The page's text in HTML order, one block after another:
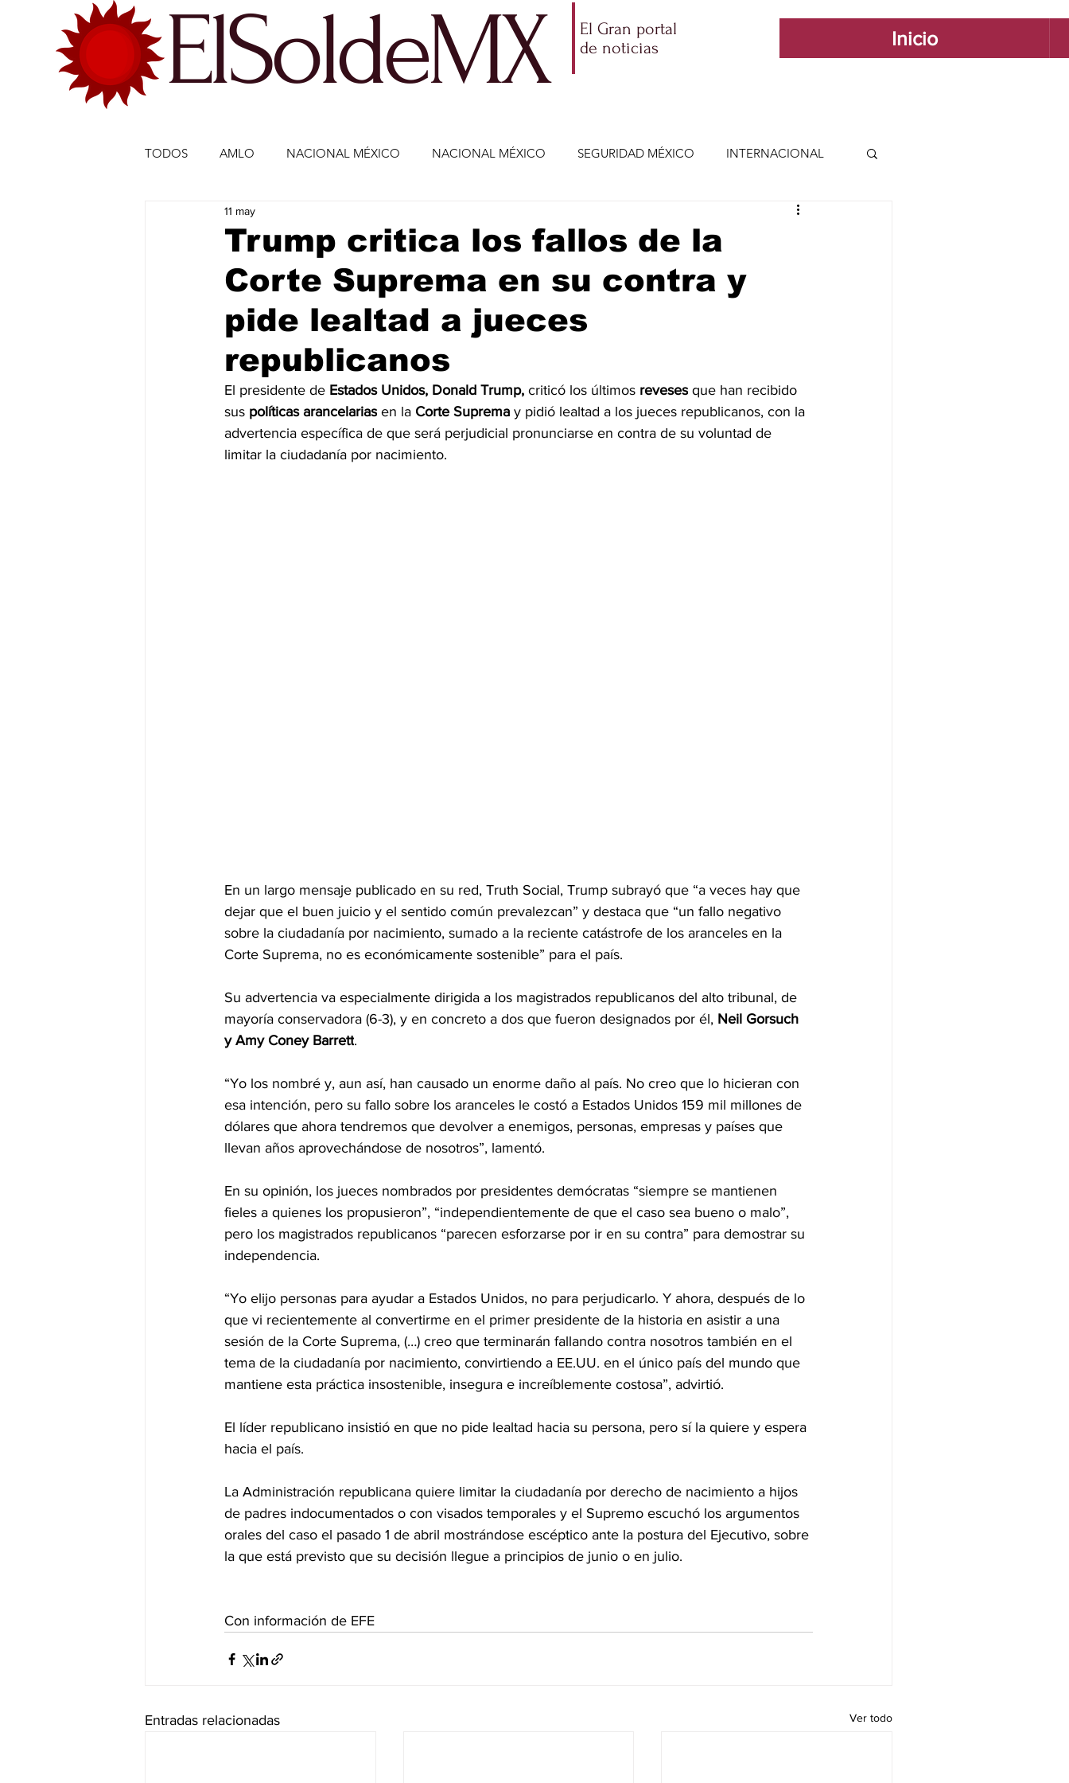
ElSoldeMX
El Gran portal
de noticias
Inicio
TODOS AMLO NACIONAL MÉXICO NACIONAL MÉXICO SEGURIDAD MÉXICO INTERNACIONAL
ECONOMÍA MÉXICO ECONOMÍA INTERNACIONAL
DEPORTES DEPORTES CIENCIA Y TECNOLOGÍA ENTRETENIMIENTO VIDA Y ESTILO
JALISCO-PABLO LEMUS EDOMEX23-POLÍTICA COAHUILA23-MANOLO JIMÉNEZ SALINAS
Trump critica los fallos de la
Corte Suprema en su contra y
pide lealtad a jueces
republicanos
11 may
El presidente de Estados Unidos, Donald Trump, criticó los últimos reveses que han recibido
sus políticas arancelarias en la Corte Suprema y pidió lealtad a los jueces republicanos, con la
advertencia específica de que será perjudicial pronunciarse en contra de su voluntad de
limitar la ciudadanía por nacimiento.
En un largo mensaje publicado en su red, Truth Social, Trump subrayó que “a veces hay que
dejar que el buen juicio y el sentido común prevalezcan” y destaca que “un fallo negativo
sobre la ciudadanía por nacimiento, sumado a la reciente catástrofe de los aranceles en la
Corte Suprema, no es económicamente sostenible” para el país.
Su advertencia va especialmente dirigida a los magistrados republicanos del alto tribunal, de
mayoría conservadora (6-3), y en concreto a dos que fueron designados por él, Neil Gorsuch
y Amy Coney Barrett.
“Yo los nombré y, aun así, han causado un enorme daño al país. No creo que lo hicieran con
esa intención, pero su fallo sobre los aranceles le costó a Estados Unidos 159 mil millones de
dólares que ahora tendremos que devolver a enemigos, personas, empresas y países que
llevan años aprovechándose de nosotros”, lamentó.
En su opinión, los jueces nombrados por presidentes demócratas “siempre se mantienen
fieles a quienes los propusieron”, “independientemente de que el caso sea bueno o malo”,
pero los magistrados republicanos “parecen esforzarse por ir en su contra” para demostrar su
independencia.
“Yo elijo personas para ayudar a Estados Unidos, no para perjudicarlo. Y ahora, después de lo
que vi recientemente al convertirme en el primer presidente de la historia en asistir a una
sesión de la Corte Suprema, (…) creo que terminarán fallando contra nosotros también en el
tema de la ciudadanía por nacimiento, convirtiendo a EE.UU. en el único país del mundo que
mantiene esta práctica insostenible, insegura e increíblemente costosa”, advirtió.
El líder republicano insistió en que no pide lealtad hacia su persona, pero sí la quiere y espera
hacia el país.
La Administración republicana quiere limitar la ciudadanía por derecho de nacimiento a hijos
de padres indocumentados o con visados temporales y el Supremo escuchó los argumentos
orales del caso el pasado 1 de abril mostrándose escéptico ante la postura del Ejecutivo, sobre
la que está previsto que su decisión llegue a principios de junio o en julio.
Con información de EFE
Entradas relacionadas Ver todo